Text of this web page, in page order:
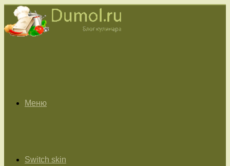
Меню
Switch skin